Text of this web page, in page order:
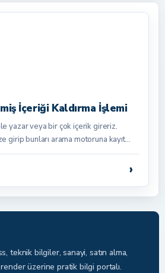
İçeriği Kaldırma İşlemi
yazar veya bir çok içerik gireriz.
girip bunları arama motoruna kayıt…
›
teknik bilgiler, sanayi, satın alma,
üzerine pratik bilgi portalı.